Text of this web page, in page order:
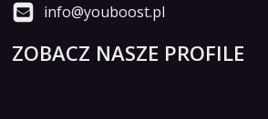
info@youboost.pl
ZOBACZ NASZE PROFILE